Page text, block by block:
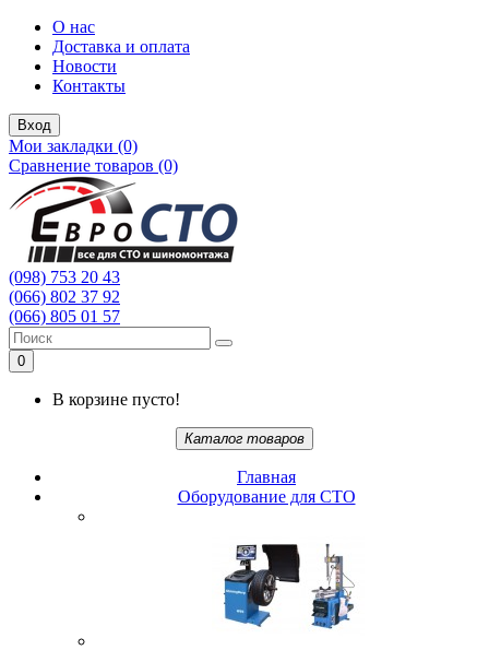
О нас
Доставка и оплата
Новости
Контакты
Вход
Мои закладки (0)
Сравнение товаров (0)
(098) 753 20 43
(066) 802 37 92
(066) 805 01 57
0
В корзине пусто!
Каталог товаров
Главная
Oбopудoвaниe для CTO